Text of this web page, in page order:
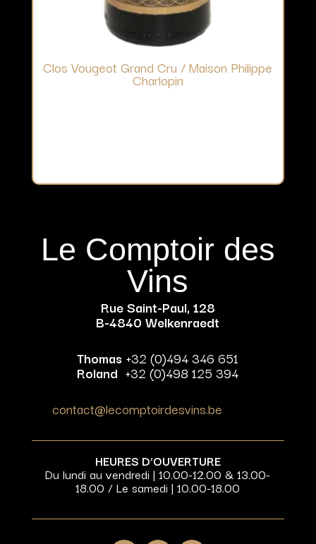
Clos Vougeot Grand Cru / Maison Philippe
Charlopin
Le Comptoir des
Vins
Rue Saint-Paul, 128
B-4840 Welkenraedt
Thomas +32 (0)494 346 651
Roland +32 (0)498 125 394
contact@lecomptoirdesvins.be
HEURES D’OUVERTURE
Du lundi au vendredi | 10.00-12.00 & 13.00-
18.00 / Le samedi | 10.00-18.00